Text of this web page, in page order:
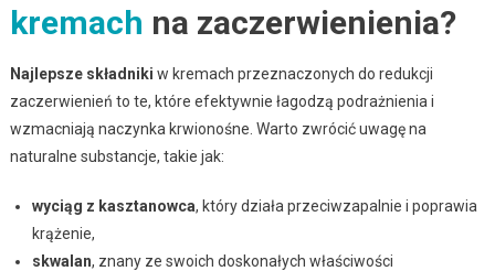
kremach na zaczerwienienia?
Najlepsze składniki w kremach przeznaczonych do redukcji
zaczerwienień to te, które efektywnie łagodzą podrażnienia i
wzmacniają naczynka krwionośne. Warto zwrócić uwagę na
naturalne substancje, takie jak:
wyciąg z kasztanowca, który działa przeciwzapalnie i poprawia
krążenie,
skwalan, znany ze swoich doskonałych właściwości